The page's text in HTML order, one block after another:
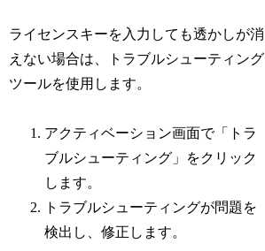
ライセンスキーを入力しても透かしが消
えない場合は、トラブルシューティング
ツールを使用します。
アクティベーション画面で「トラ
ブルシューティング」をクリック
します。
トラブルシューティングが問題を
検出し、修正します。